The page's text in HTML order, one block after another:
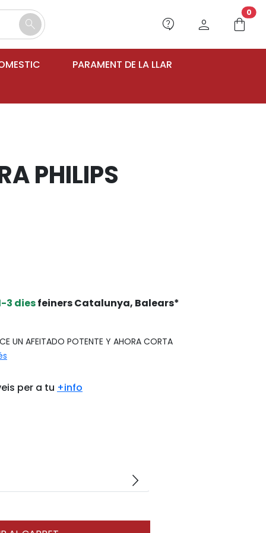
search contact_support person shopping_bag
0
PARAMENT DE LA LLAR
PHILIPS
3 diesfeiners Catalunya, Balears*
UN AFEITADO POTENTE Y AHORA CORTA
per a tu +info
arrow_forward_ios